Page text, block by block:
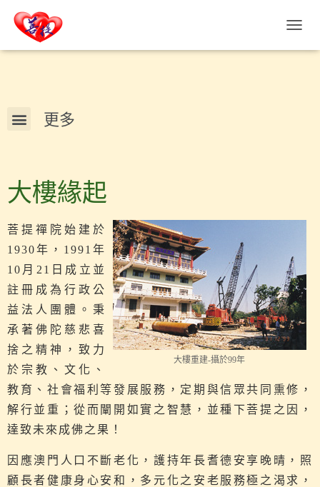
O
大樓緣起
大樓重建-攝於99年
菩提禪院始建於
1930年，1991年
10月21日成立並
註冊成為行政公
益法人團體。秉
承著佛陀慈悲喜
捨之精神，致力
於宗教、文化、
教育、社會福利等發展服務，定期與信眾共同熏修，
解行並重；從而闡開如實之智慧，並種下菩提之因，
達致未來成佛之果！
因應澳門人口不斷老化，護持年長耆德安享晚晴，照
顧長者健康身心安和，多元化之安老服務極之渴求，